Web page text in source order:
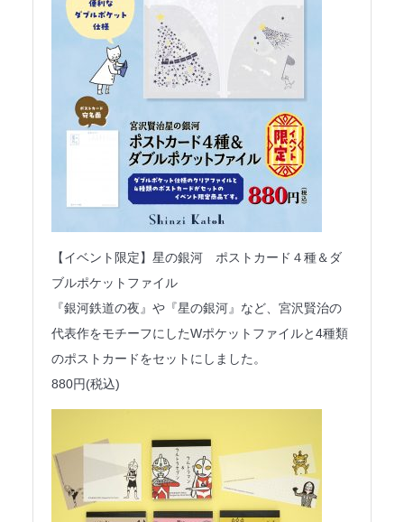
【イベント限定】星の銀河 ポストカード４種＆ダ
ブルポケットファイル
『銀河鉄道の夜』や『星の銀河』など、宮沢賢治の
代表作をモチーフにしたWポケットファイルと4種類
のポストカードをセットにしました。
880円(税込)